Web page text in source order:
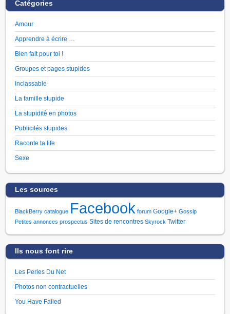
Catégories
Amour
Apprendre à écrire …
Bien fait pour toi !
Groupes et pages stupides
Inclassable
La famille stupide
La stupidité en photos
Publicités stupides
Raconte ta life
Sexe
Les sources
BlackBerry catalogue Facebook forum Google+ Gossip
Petites annonces prospectus Sites de rencontres Skyrock Twitter
Ils nous font rire
Les Perles Du Net
Photos non contractuelles
You Have Failed